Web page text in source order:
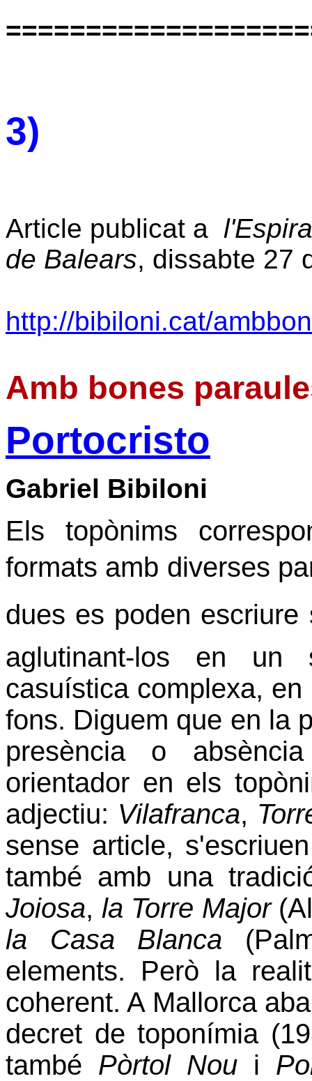
3)
Article publicat a l'Espira
de Balears, dissabte 27
http://bibiloni.cat/
Amb bones
Portocristo
Gabriel Bibiloni
Els topònims
formats amb diverses
dues es poden
aglutinant-los en
casuística complexa,
fons. Diguem que en la
presència o
orientador en els
adjectiu: Vilafranca,
sense article,
també amb una
Joiosa, la Torre Major
la Casa Blanca
elements. Però la
coherent. A Mallorca
decret de toponímia
també Pòrtol Nou i